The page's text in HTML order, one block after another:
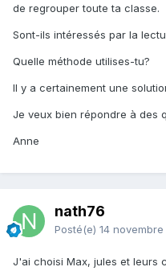
de regrouper toute ta classe.
Sont-ils intéressés par la
Quelle méthode utilises-tu?
Il y a certainement une
Je veux bien répondre à des
Anne
nath76
Posté(e) 14
J'ai choisi Max, jules et leurs